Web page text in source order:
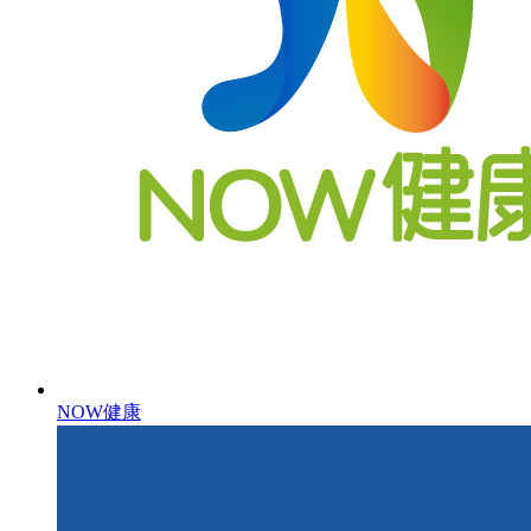
NOW健康